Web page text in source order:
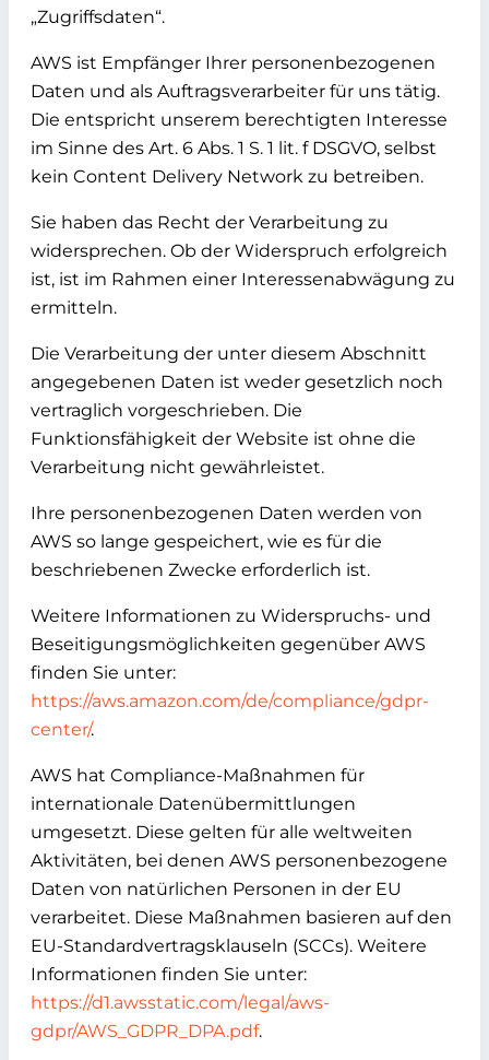
„Zugriffsdaten“.
AWS ist Empfänger Ihrer personenbezogenen
Daten und als Auftragsverarbeiter für uns tätig.
Die entspricht unserem berechtigten Interesse
im Sinne des Art. 6 Abs. 1 S. 1 lit. f DSGVO, selbst
kein Content Delivery Network zu betreiben.
Sie haben das Recht der Verarbeitung zu
widersprechen. Ob der Widerspruch erfolgreich
ist, ist im Rahmen einer Interessenabwägung zu
ermitteln.
Die Verarbeitung der unter diesem Abschnitt
angegebenen Daten ist weder gesetzlich noch
vertraglich vorgeschrieben. Die
Funktionsfähigkeit der Website ist ohne die
Verarbeitung nicht gewährleistet.
Ihre personenbezogenen Daten werden von
AWS so lange gespeichert, wie es für die
beschriebenen Zwecke erforderlich ist.
Weitere Informationen zu Widerspruchs- und
Beseitigungsmöglichkeiten gegenüber AWS
finden Sie unter:
https://aws.amazon.com/de/compliance/gdpr-
center/.
AWS hat Compliance-Maßnahmen für
internationale Datenübermittlungen
umgesetzt. Diese gelten für alle weltweiten
Aktivitäten, bei denen AWS personenbezogene
Daten von natürlichen Personen in der EU
verarbeitet. Diese Maßnahmen basieren auf den
EU-Standardvertragsklauseln (SCCs). Weitere
Informationen finden Sie unter:
https://d1.awsstatic.com/legal/aws-
gdpr/AWS_GDPR_DPA.pdf.